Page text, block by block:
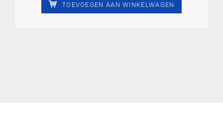
TOEVOEGEN AAN WINKELWAGEN